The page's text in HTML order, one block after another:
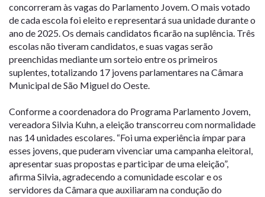
concorreram às vagas do Parlamento Jovem. O mais votado
de cada escola foi eleito e representará sua unidade durante o
ano de 2025. Os demais candidatos ficarão na suplência. Três
escolas não tiveram candidatos, e suas vagas serão
preenchidas mediante um sorteio entre os primeiros
suplentes, totalizando 17 jovens parlamentares na Câmara
Municipal de São Miguel do Oeste.
Conforme a coordenadora do Programa Parlamento Jovem,
vereadora Silvia Kuhn, a eleição transcorreu com normalidade
nas 14 unidades escolares. “Foi uma experiência ímpar para
esses jovens, que puderam vivenciar uma campanha eleitoral,
apresentar suas propostas e participar de uma eleição”,
afirma Silvia, agradecendo a comunidade escolar e os
servidores da Câmara que auxiliaram na condução do